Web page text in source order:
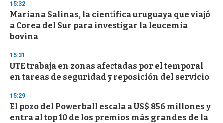
d
s
o
f
3
s
e
c
o
d
s
15:32
Mariana Salinas, la científica uruguaya que viajó
a Corea del Sur para investigar la leucemia
bovina
15:31
UTE trabaja en zonas afectadas por el temporal
en tareas de seguridad y reposición del servicio
15:29
El pozo del Powerball escala a US$ 856 millones y
entra al top 10 de los premios más grandes de la